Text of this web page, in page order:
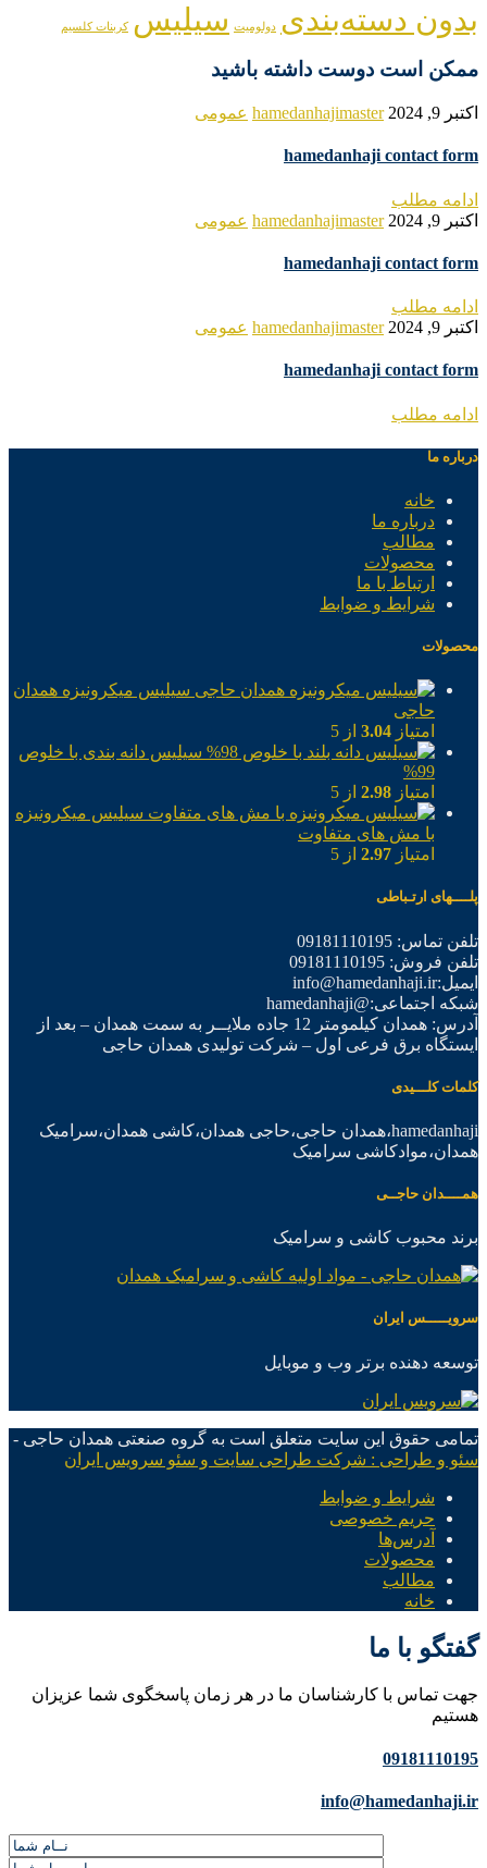
بدون دسته‌بندی دولومیت سیلیس کربنات کلسیم
ممکن است دوست داشته باشید
اکتبر 9, 2024 hamedanhajimaster عمومی
hamedanhaji contact form
ادامه مطلب
اکتبر 9, 2024
hamedanhajimaster عمومی
hamedanhaji contact form
ادامه مطلب
اکتبر 9, 2024
hamedanhajimaster عمومی
hamedanhaji contact form
ادامه مطلب
درباره ما
خانه
درباره ما
مطالب
محصولات
ارتباط با ما
شرایط و ضوابط
محصولات
سیلیس میکرونیزه همدان
حاجی
امتیاز 3.04 از 5
سیلیس دانه بندی با خلوص
99%
امتیاز 2.98 از 5
سیلیس میکرونیزه
با مش های متفاوت
امتیاز 2.97 از 5
پلــــهای ارتـباطی
تلفن تماس: 09181110195
تلفن فروش: 09181110195
ایمیل:info@hamedanhaji.ir
شبکه اجتماعی:@hamedanhaji
آدرس: همدان کیلمومتر 12 جاده ملایــر به سمت همدان – بعد از
ایستگاه برق فرعی اول – شرکت تولیدی همدان حاجی
کلمات کلـــیدی
hamedanhaji،همدان حاجی،حاجی همدان،کاشی همدان،سرامیک
همدان،موادکاشی سرامیک
همــــدان حاجــی
برند محبوب کاشی و سرامیک
سرویـــــس ایران
توسعه دهنده برتر وب و موبایل
تمامی حقوق این سایت متعلق است به گروه صنعتی همدان حاجی -
سئو و طراحی : شرکت طراحی سایت و سئو سرویس ایران
شرایط و ضوابط
حریم خصوصی
آدرس‌ها
محصولات
مطالب
خانه
گفتگو با ما
جهت تماس با کارشناسان ما در هر زمان پاسخگوی شما عزیزان
هستیم
09181110195
info@hamedanhaji.ir